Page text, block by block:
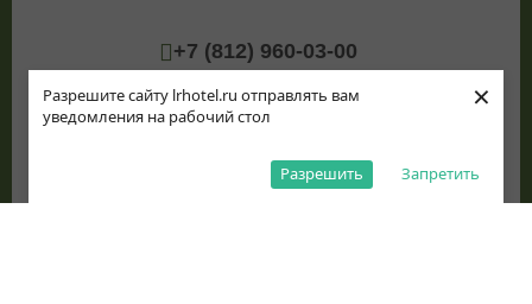
Разрешите сайту lrhotel.ru отправлять вам
уведомления на рабочий стол
Запретить
Разрешить
×
Контактная
+7 (812) 960-03-00
Как добраться
info@lrhotel.ru